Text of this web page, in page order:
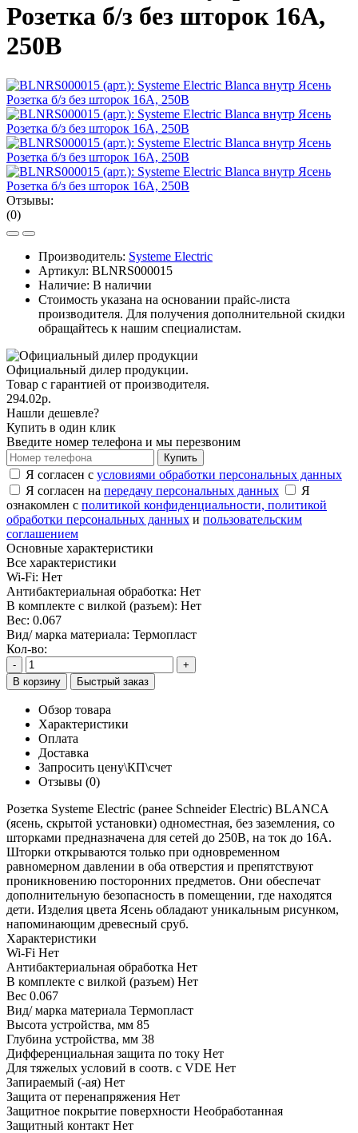
Розетка б/з без шторок 16А,
250В
Отзывы:
(0)
Производитель: Systeme Electric
Артикул: BLNRS000015
Наличие: В наличии
Стоимость указана на основании прайс-листа
производителя. Для получения дополнительной скидки
обращайтесь к нашим специалистам.
Официальный дилер продукции.
Товар с гарантией от производителя.
294.02р.
Нашли дешевле?
Купить в один клик
Введите номер телефона и мы перезвоним
Купить
Я согласен с условиями обработки персональных данных
Я согласен на передачу персональных данных
Я
ознакомлен с политикой конфиденциальности, политикой
обработки персональных данных и пользовательским
соглашением
Основные характеристики
Все характеристики
Wi-Fi: Нет
Антибактериальная обработка: Нет
В комплекте с вилкой (разъем): Нет
Вес: 0.067
Вид/ марка материала: Термопласт
Кол-во:
-
+
В корзину
Быстрый заказ
Обзор товара
Характеристики
Оплата
Доставка
Запросить цену\КП\счет
Отзывы (0)
Розетка Systeme Electric (ранее Schneider Electric) BLANCA
(ясень, скрытой установки) одноместная, без заземления, со
шторками предназначена для сетей до 250В, на ток до 16А.
Шторки открываются только при одновременном
равномерном давлении в оба отверстия и препятствуют
проникновению посторонних предметов. Они обеспечат
дополнительную безопасность в помещении, где находятся
дети. Изделия цвета Ясень обладают уникальным рисунком,
напоминающим древесный сруб.
Характеристики
Wi-Fi Нет
Антибактериальная обработка Нет
В комплекте с вилкой (разъем) Нет
Вес 0.067
Вид/ марка материала Термопласт
Высота устройства, мм 85
Глубина устройства, мм 38
Дифференциальная защита по току Нет
Для тяжелых условий в соотв. с VDE Нет
Запираемый (-ая) Нет
Защита от перенапряжения Нет
Защитное покрытие поверхности Необработанная
Защитный контакт Нет